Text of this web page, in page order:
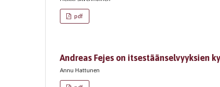
pdf
Andreas Fejes on itsestäänselvyyksien
Annu Hattunen